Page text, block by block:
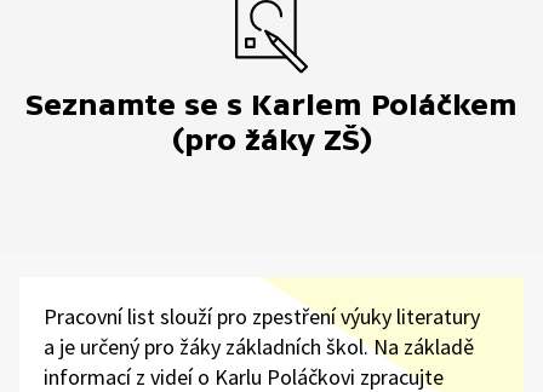
Seznamte se s Karlem Poláčkem
(pro žáky ZŠ)
Pracovní list slouží pro zpestření výuky literatury
a je určený pro žáky základních škol. Na základě
informací z videí o Karlu Poláčkovi zpracujte